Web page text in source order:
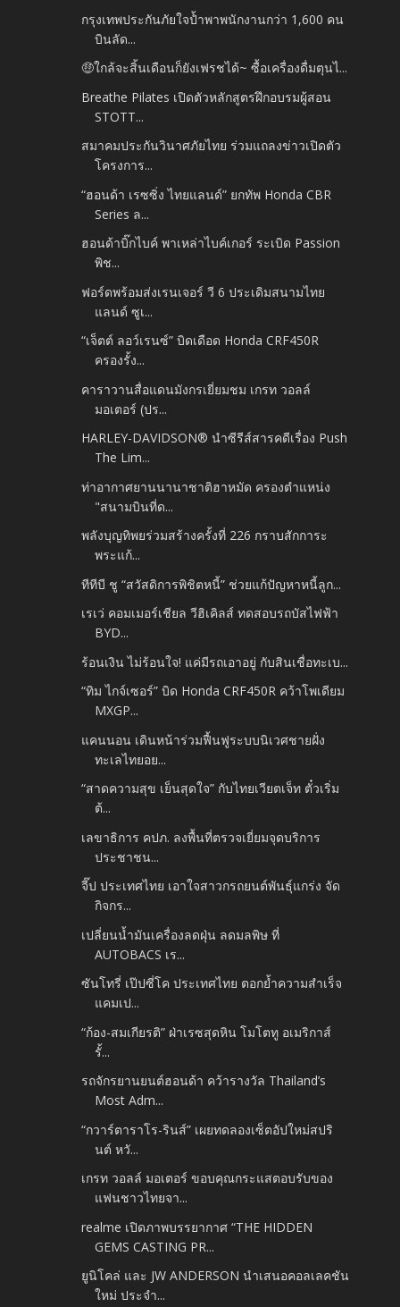
กรุงเทพประกันภัยใจป้ำพาพนักงานกว่า 1,600 คน
บินลัด...
🤑ใกล้จะสิ้นเดือนก็ยังเฟรชได้~ ซื้อเครื่องดื่มตุนไ...
Breathe Pilates เปิดตัวหลักสูตรฝึกอบรมผู้สอน
STOTT...
สมาคมประกันวินาศภัยไทย ร่วมแถลงข่าวเปิดตัว
โครงการ...
“ฮอนด้า เรซซิ่ง ไทยแลนด์” ยกทัพ Honda CBR
Series ล...
ฮอนด้าบิ๊กไบค์ พาเหล่าไบค์เกอร์ ระเบิด Passion
พิช...
ฟอร์ดพร้อมส่งเรนเจอร์ วี 6 ประเดิมสนามไทย
แลนด์ ซูเ...
“เจ็ตต์ ลอว์เรนซ์” บิดเดือด Honda CRF450R
ครองรั้ง...
คาราวานสื่อแดนมังกรเยี่ยมชม เกรท วอลล์
มอเตอร์ (ปร...
HARLEY-DAVIDSON® นำซีรีส์สารคดีเรื่อง Push
The Lim...
ท่าอากาศยานนานาชาติฮาหมัด ครองตำแหน่ง
"สนามบินที่ด...
พลังบุญทิพยร่วมสร้างครั้งที่ 226 กราบสักการะ
พระแก้...
ทีทีบี ชู “สวัสดิการพิชิตหนี้” ช่วยแก้ปัญหาหนี้ลูก...
เรเว่ คอมเมอร์เชียล วีฮิเคิลส์ ทดสอบรถบัสไฟฟ้า
BYD...
ร้อนเงิน ไม่ร้อนใจ! แค่มีรถเอาอยู่ กับสินเชื่อทะเบ...
“ทิม ไกจ์เซอร์” บิด Honda CRF450R คว้าโพเดียม
MXGP...
แคนนอน เดินหน้าร่วมฟื้นฟูระบบนิเวศชายฝั่ง
ทะเลไทยอย...
“สาดความสุข เย็นสุดใจ” กับไทยเวียตเจ็ท ตั๋วเริ่ม
ต้...
เลขาธิการ คปภ. ลงพื้นที่ตรวจเยี่ยมจุดบริการ
ประชาชน...
จี๊ป ประเทศไทย เอาใจสาวกรถยนต์พันธุ์แกร่ง จัด
กิจกร...
เปลี่ยนน้ำมันเครื่องลดฝุ่น ลดมลพิษ ที่
AUTOBACS เร...
ซันโทรี่ เป๊ปซี่โค ประเทศไทย ตอกย้ำความสำเร็จ
แคมเป...
“ก้อง-สมเกียรติ” ฝ่าเรซสุดหิน โมโตทู อเมริกาส์
รั้...
รถจักรยานยนต์ฮอนด้า คว้ารางวัล Thailand’s
Most Adm...
“กวาร์ตาราโร-รินส์” เผยทดลองเซ็ตอัปใหม่สปริ
นต์ หวั...
เกรท วอลล์ มอเตอร์ ขอบคุณกระแสตอบรับของ
แฟนชาวไทยจา...
realme เปิดภาพบรรยากาศ “THE HIDDEN
GEMS CASTING PR...
ยูนิโคล่ และ JW ANDERSON นำเสนอคอลเลคชัน
ใหม่ ประจำ...